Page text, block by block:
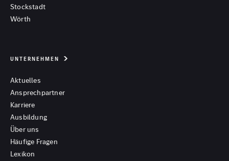
Stockstadt
Wörth
UNTERNEHMEN
Aktuelles
Ansprechpartner
Karriere
Ausbildung
Über uns
Häufige Fragen
Lexikon